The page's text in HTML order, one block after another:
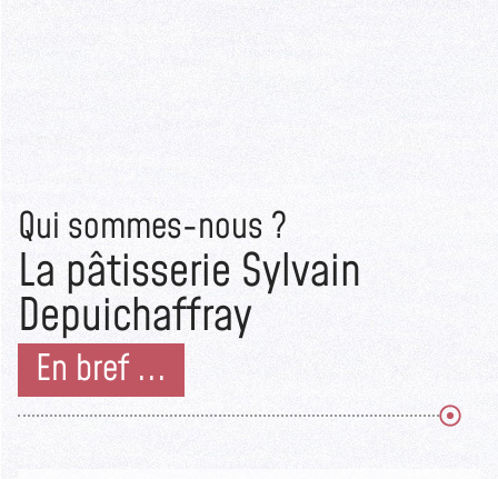
Qui sommes-nous ?
La pâtisserie Sylvain
Depuichaffray
En bref ...